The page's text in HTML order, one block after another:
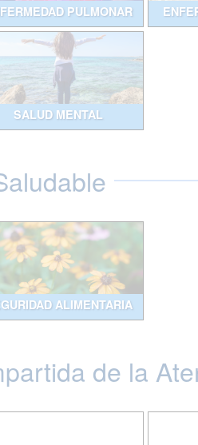
PULMONAR
SALUD MENTAL
ALIMENTARIA
de la